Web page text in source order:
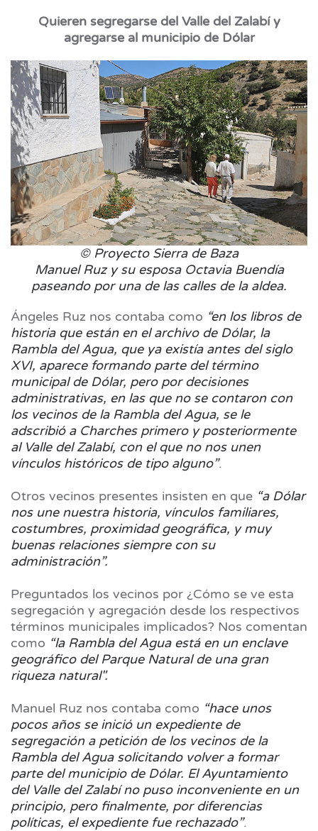
Quieren segregarse del Valle del Zalabí y
agregarse al municipio de Dólar
© Proyecto Sierra de Baza
Manuel Ruz y su esposa Octavia Buendía
paseando por una de las calles de la aldea.
Ángeles Ruz nos contaba como “en los libros de
historia que están en el archivo de Dólar, la
Rambla del Agua, que ya existía antes del siglo
XVI, aparece formando parte del término
municipal de Dólar, pero por decisiones
administrativas, en las que no se contaron con
los vecinos de la Rambla del Agua, se le
adscribió a Charches primero y posteriormente
al Valle del Zalabí, con el que no nos unen
vínculos históricos de tipo alguno”.
Otros vecinos presentes insisten en que “a Dólar
nos une nuestra historia, vínculos familiares,
costumbres, proximidad geográfica, y muy
buenas relaciones siempre con su
administración”.
Preguntados los vecinos por ¿Cómo se ve esta
segregación y agregación desde los respectivos
términos municipales implicados? Nos comentan
como “la Rambla del Agua está en un enclave
geográfico del Parque Natural de una gran
riqueza natural".
Manuel Ruz nos contaba como “hace unos
pocos años se inició un expediente de
segregación a petición de los vecinos de la
Rambla del Agua solicitando volver a formar
parte del municipio de Dólar. El Ayuntamiento
del Valle del Zalabí no puso inconveniente en un
principio, pero finalmente, por diferencias
políticas, el expediente fue rechazado”.